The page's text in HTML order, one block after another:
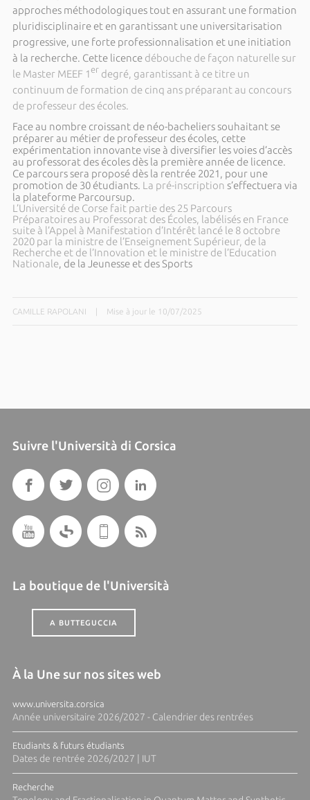
approches méthodologiques tout en assurant une formation
pluridisciplinaire et en garantissant une universitarisation
progressive, une forte professionnalisation et une initiation
à la recherche. Cette licence débouche de façon naturelle sur
le Master MEEF 1 er degré, garantissant à ce titre un
continuum de formation de cinq ans préparant au concours
de professeur des écoles.
Face au nombre croissant de néo-bacheliers souhaitant se
préparer au métier de professeur des écoles, cette
expérimentation innovante vise à diversifier les voies d’accès
au professorat des écoles dès la première année de licence.
Ce parcours sera proposé dès la rentrée 2021, pour une
promotion de 30 étudiants. La pré-inscription s’effectuera via
la plateforme Parcoursup.
L’Université de Corse fait partie des 25 Parcours
Préparatoires au Professorat des Écoles, labélisés en France
suite à l’Appel à Manifestation d’Intérêt lancé le 8 octobre
2020 par la ministre de l’Enseignement Supérieur, de la
Recherche et de l’Innovation et le ministre de l’Education
Nationale, de la Jeunesse et des Sports
CAMILLE RAPOLANI Mise à jour le 10/07/2025
Suivre l'Università di Corsica
La boutique de l'Università
A BUTTEGUCCIA
À la Une sur nos sites web
www.universita.corsica
Année universitaire 2026/2027 - Calendrier des rentrées
Etudiants & futurs étudiants
Dates de rentrée 2026/2027 | IUT
Recherche